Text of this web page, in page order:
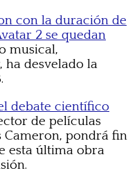
con la duración de
2 se quedan
musical,
ha desvelado la
debate científico
de películas
Cameron, pondrá fin
esta última obra